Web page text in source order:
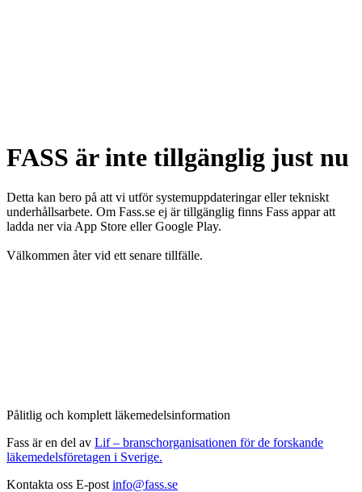
FASS är inte tillgänglig just nu
Detta kan bero på att vi utför systemuppdateringar eller tekniskt
underhållsarbete. Om Fass.se ej är tillgänglig finns Fass appar att
ladda ner via App Store eller Google Play.
Välkommen åter vid ett senare tillfälle.
Pålitlig och komplett läkemedelsinformation
Fass är en del av Lif – branschorganisationen för de forskande
läkemedelsföretagen i Sverige.
Kontakta oss E-post info@fass.se